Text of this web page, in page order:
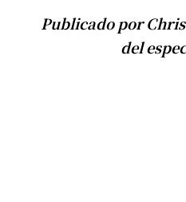
Publicado por
del